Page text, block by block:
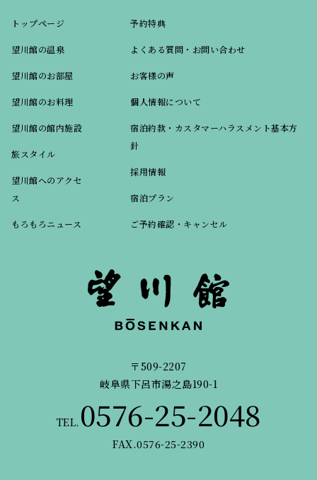
トップページ
望川館の温泉
望川館のお部屋
望川館のお料理
望川館の館内施設
旅スタイル
望川館へのアクセ
ス
もろもろニュース
予約特典
よくある質問・お問い合わせ
お客様の声
個人情報について
宿泊約款・カスタマーハラスメント基本方
針
採用情報
宿泊プラン
ご予約確認・キャンセル
〒509-2207
岐阜県下呂市湯之島190-1
TEL. 0576-25-2048
FAX.0576-25-2390